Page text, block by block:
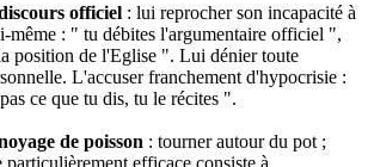
officiel : lui reprocher son incapacité à
même : " tu débites l'argumentaire officiel ",
position de l'Eglise ". Lui dénier toute
L'accuser franchement d'hypocrisie :
ce que tu dis, tu le récites ".
de poisson : tourner autour du pot ;
particulièrement efficace consiste à